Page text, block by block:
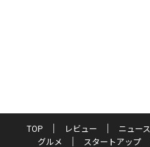
TOP レビュー ニュース
グルメ
スタートアップ